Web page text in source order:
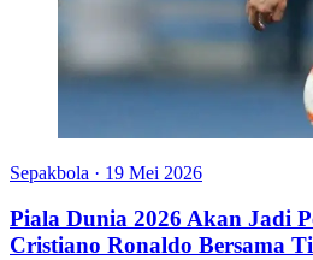
Sepakbola · 19 Mei 2026
Piala Dunia 2026 Akan Jadi
Cristiano Ronaldo Bersama